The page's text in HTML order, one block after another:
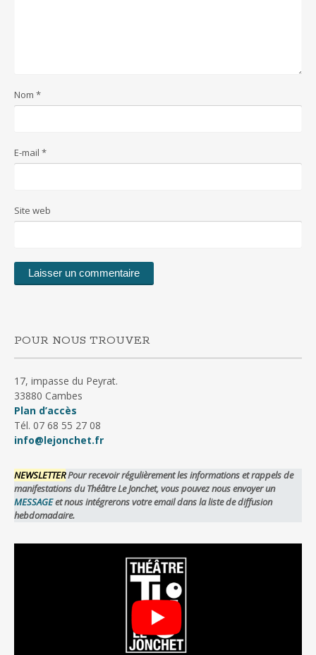
Nom *
E-mail *
Site web
POUR NOUS TROUVER
17, impasse du Peyrat.
33880 Cambes
Plan d’accès
Tél. 07 68 55 27 08
info@lejonchet.fr
NEWSLETTERPour recevoir régulièrement les informations et rappels de
manifestations du Théâtre Le Jonchet, vous pouvez nous envoyer un
MESSAGEet nous intégrerons votre email dans la liste de diffusion
hebdomadaire.